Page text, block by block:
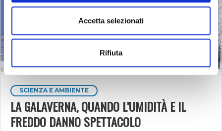
Accetta selezionati
Rifiuta
SCIENZA E AMBIENTE
LA GALAVERNA, QUANDO L’UMIDITÀ E IL
FREDDO DANNO SPETTACOLO